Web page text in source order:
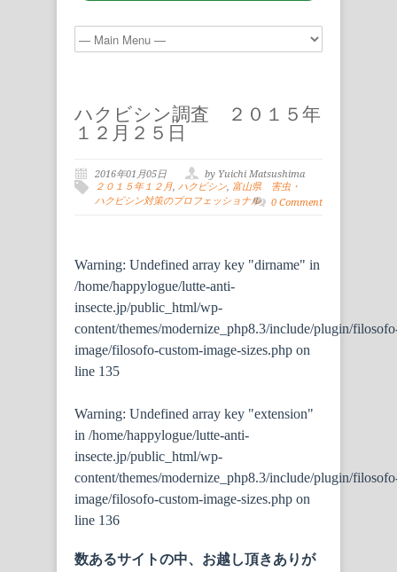
ハクビシン調査 ２０１５年
１２月２５日
2016年01月05日
by Yuichi Matsushima
２０１５年１２月, ハクビシン, 富山県 害虫・
ハクビシン対策のプロフェッショナル
0 Comment
Warning: Undefined array key "dirname" in
/home/happylogue/lutte-anti-
insecte.jp/public_html/wp-
content/themes/modernize_php8.3/include/plugin/
image/filosofo-custom-image-sizes.php on
line 135
Warning: Undefined array key "extension"
in /home/happylogue/lutte-anti-
insecte.jp/public_html/wp-
content/themes/modernize_php8.3/include/plugin/
image/filosofo-custom-image-sizes.php on
line 136
数あるサイトの中、お越し頂きありが